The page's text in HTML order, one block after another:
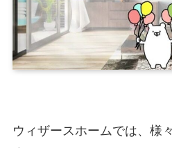
ウィザースホームでは、様